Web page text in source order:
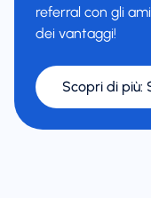
referral con gli
dei vantaggi!
Scopri di più: